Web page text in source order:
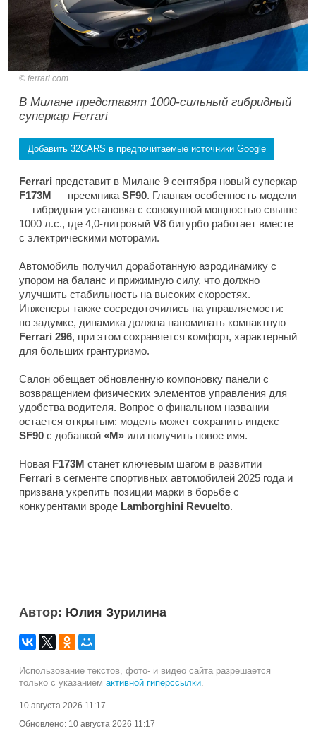
ferrari.com
В Милане представят 1000-сильный гибридный
суперкар Ferrari
Добавить 32CARS в предпочитаемые источники Google
Ferrari представит в Милане 9 сентября новый суперкар
F173M — преемника SF90. Главная особенность модели
— гибридная установка с совокупной мощностью свыше
1000 л.с., где 4,0-литровый V8 битурбо работает вместе
с электрическими моторами.
Автомобиль получил доработанную аэродинамику с
упором на баланс и прижимную силу, что должно
улучшить стабильность на высоких скоростях.
Инженеры также сосредоточились на управляемости:
по задумке, динамика должна напоминать компактную
Ferrari 296, при этом сохраняется комфорт, характерный
для больших грантуризмо.
Салон обещает обновленную компоновку панели с
возвращением физических элементов управления для
удобства водителя. Вопрос о финальном названии
остается открытым: модель может сохранить индекс
SF90 с добавкой «M» или получить новое имя.
Новая F173M станет ключевым шагом в развитии
Ferrari в сегменте спортивных автомобилей 2025 года и
призвана укрепить позиции марки в борьбе с
конкурентами вроде Lamborghini Revuelto.
Автор: Юлия Зурилина
Использование текстов, фото- и видео сайта разрешается
только с указанием активной гиперссылки.
10 августа 2026 11:17
Обновлено: 10 августа 2026 11:17